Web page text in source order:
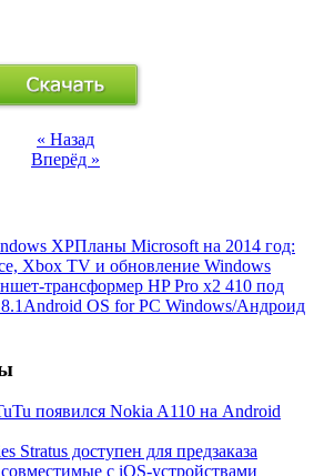
« Назад
Вперёд »
XPПланы Microsoft на 2014 год:
Xbox TV и обновление Windows
трансформер HP Pro x2 410 под
Android OS for PC Windows/Андроид
появился Nokia A110 на Android
Stratus доступен для предзаказа
с iOS-устройствами